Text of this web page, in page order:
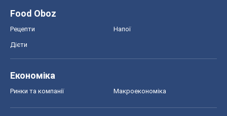
Food Oboz
Рецепти Напої
Дієти
Економіка
Ринки та компанії Макроекономіка